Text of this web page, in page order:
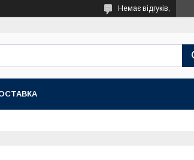
Немає відгуків,